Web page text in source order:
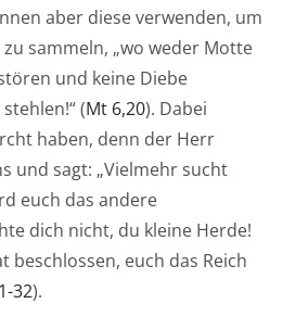
aber diese verwenden, um
sammeln, „wo weder Motte
und keine Diebe
(Mt 6,20). Dabei
haben, denn der Herr
und sagt: „Vielmehr sucht
euch das andere
dich nicht, du kleine Herde!
beschlossen, euch das Reich
32).